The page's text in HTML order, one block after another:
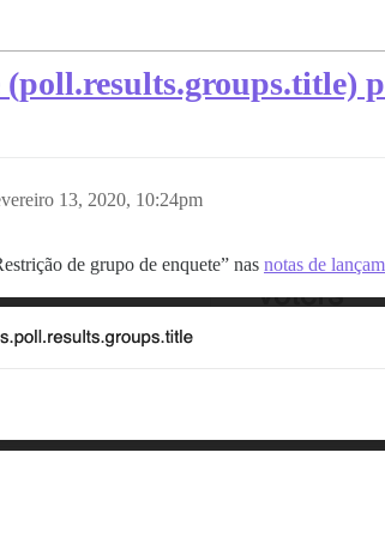
(poll.results.groups.title)
13, 2020, 10:24pm
de grupo de enquete” nas notas de